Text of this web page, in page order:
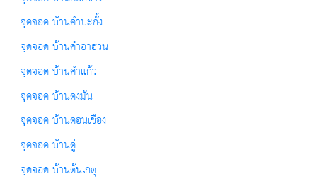
จุดจอด บ้านคำปะกั้ง
จุดจอด บ้านคำอาฮวน
จุดจอด บ้านคำแก้ว
จุดจอด บ้านดงมัน
จุดจอด บ้านดอนเขือง
จุดจอด บ้านดู่
จุดจอด บ้านต้นเกตุ